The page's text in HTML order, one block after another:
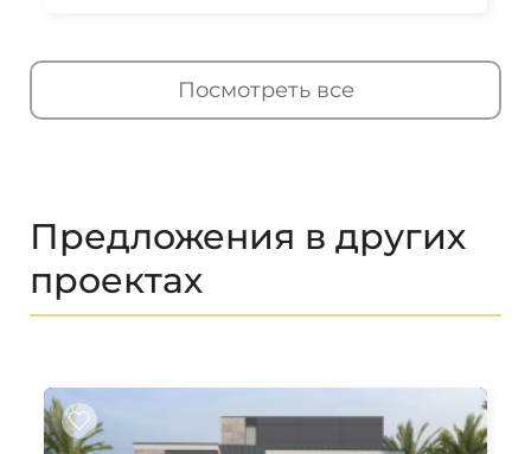
Посмотреть все
Предложения в других
проектах